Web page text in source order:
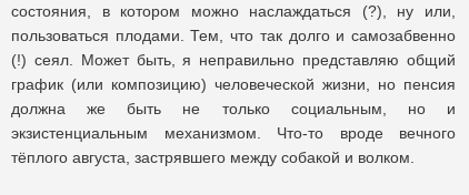
состояния, в котором можно наслаждаться (?), ну или,
пользоваться плодами. Тем, что так долго и самозабвенно
(!) сеял. Может быть, я неправильно представляю общий
график (или композицию) человеческой жизни, но пенсия
должна же быть не только социальным, но и
экзистенциальным механизмом. Что-то вроде вечного
тёплого августа, застрявшего между собакой и волком.